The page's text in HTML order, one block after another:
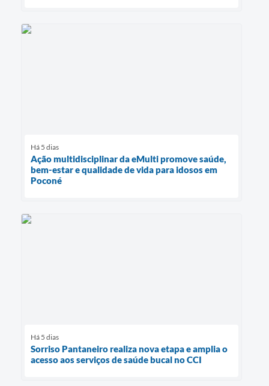
Há 5 dias
Ação multidisciplinar da eMulti promove saúde,
bem-estar e qualidade de vida para idosos em
Poconé
Há 5 dias
Sorriso Pantaneiro realiza nova etapa e amplia o
acesso aos serviços de saúde bucal no CCI